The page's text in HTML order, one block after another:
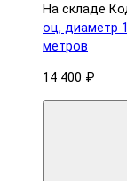
На складе
оц, диаметр
метров
14 400 ₽